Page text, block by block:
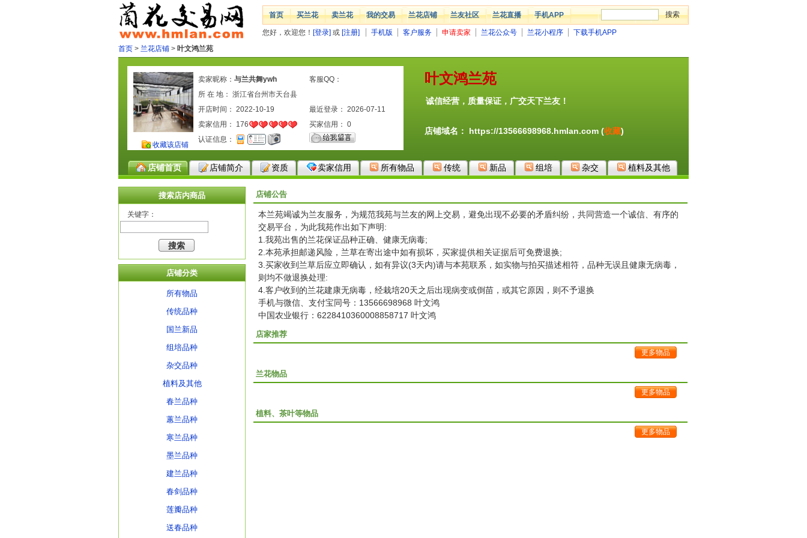
首页 买兰花 卖兰花 我的交易 兰花店铺 兰友社区 兰花直播 手机APP
您好，欢迎您！ [登录] 或 [注册] 手机版 客户服务 申请卖家 兰花公众号 兰花小程序
下载手机APP
首页 > 兰花店铺 > 叶文鸿兰苑
叶文鸿兰苑
诚信经营，质量保证，广交天下兰友！
店铺域名： https://13566698968.hmlan.com (收藏)
收藏该店铺
卖家昵称： 与兰共舞ywh
客服QQ：
所 在 地： 浙江省台州市天台县
开店时间： 2022-10-19
最近登录： 2026-07-11
卖家信用： 176 买家信用： 0
认证信息：
店铺首页 店铺简介 资质 卖家信用 所有物品 传统 新品 组培 杂交 植料及其他
搜索店内商品
关键字：
店铺分类
所有物品
传统品种
国兰新品
组培品种
杂交品种
植料及其他
春兰品种
蕙兰品种
寒兰品种
墨兰品种
建兰品种
春剑品种
莲瓣品种
送春品种
店铺公告
本兰苑竭诚为兰友服务，为规范我苑与兰友的网上交易，避免出现不必要的矛盾纠纷，共同营造一个诚信、有序的
交易平台，为此我苑作出如下声明:
1.我苑出售的兰花保证品种正确、健康无病毒;
2.本苑承担邮递风险，兰草在寄出途中如有损坏，买家提供相关证据后可免费退换;
3.买家收到兰草后应立即确认，如有异议(3天内)请与本苑联系，如实物与拍买描述相符，品种无误且健康无病毒，
则均不做退换处理:
4.客户收到的兰花建康无病毒，经栽培20天之后出现病变或倒苗，或其它原因，则不予退换
手机与微信、支付宝同号：13566698968 叶文鸿
中国农业银行：6228410360008858717 叶文鸿
店家推荐
更多物品
兰花物品
更多物品
植料、茶叶等物品
更多物品